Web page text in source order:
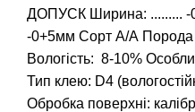
ДОПУСК Ширина: ......... -
-0+5мм Сорт А/А
Вологість: 8-10%
Тип клею: D4
Обробка поверхні: